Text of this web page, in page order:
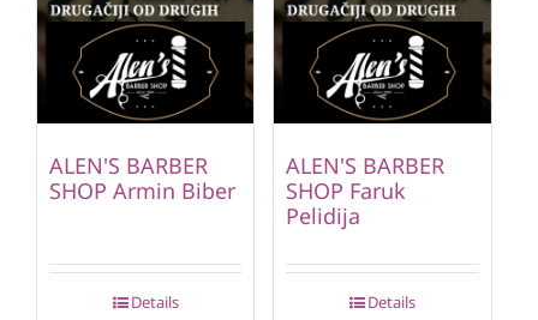
ALEN'S BARBER
SHOP Armin Biber
Details
ALEN'S BARBER
SHOP Faruk
Pelidija
Details